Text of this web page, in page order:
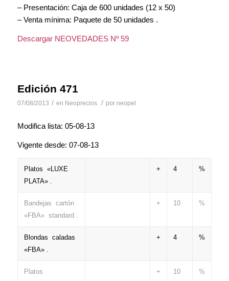
– Presentación: Caja de 600 unidades (12 x 50)
– Venta mínima: Paquete de 50 unidades .
Descargar NEOVEDADES Nº 59
Edición 471
07/08/2013 / en Neoprecios / por neopel
Modifica lista: 05-08-13
Vigente desde: 07-08-13
Platos «LUXE
PLATA» .
+ 4 %
Bandejas cartón
«FBA» standard .
+ 10 %
Blondas caladas
«FBA» .
+ 4 %
Platos
+ 10 %